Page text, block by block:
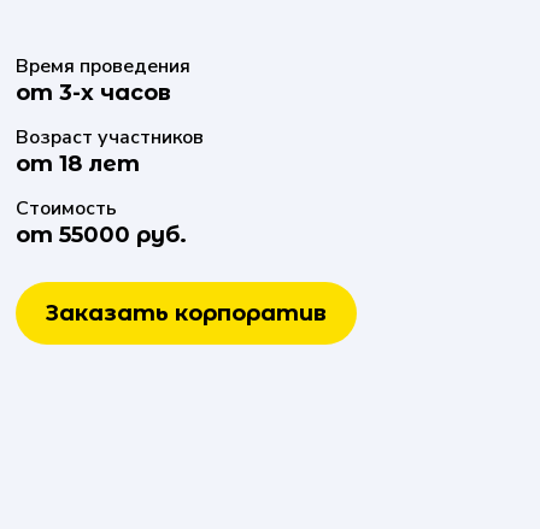
Время проведения
от 3-х часов
Возраст участников
от 18 лет
Стоимость
от 55000 руб.
Заказать корпоратив